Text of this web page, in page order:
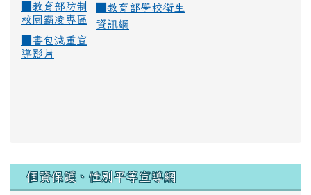
教育部防制
校園霸凌專區
教育部學校衛生
資訊網
書包減重宣
導影片
個資保護、性別平等宣導網